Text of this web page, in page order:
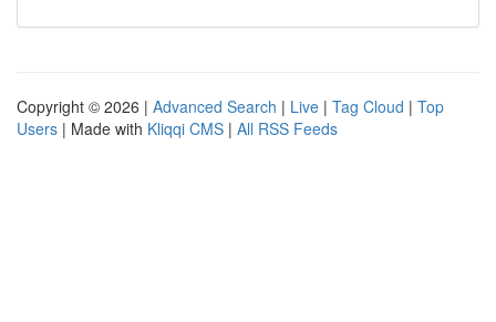
Copyright © 2026 | Advanced Search | Live | Tag Cloud | Top
Users | Made with Kliqqi CMS | All RSS Feeds